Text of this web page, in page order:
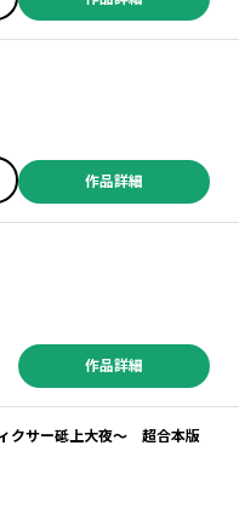
作品詳細
作品詳細
クサー砥上大夜～ 超合本版